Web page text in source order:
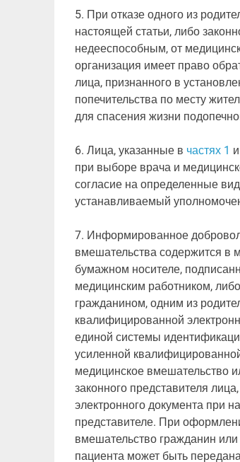
5. При отказе одного из
настоящей статьи, либо
недееспособным, от
организация имеет право
лица, признанного в
попечительства по месту
для спасения жизни
6. Лица, указанные в частях 1 и
при выборе врача и
согласие на определенные
устанавливаемый
7. Информированное
вмешательства содержится в
бумажном носителе,
медицинским работником,
гражданином, одним из
квалифицированной
единой системы
усиленной
медицинское вмешательство
законного представителя
электронного документа при
представителе. При
вмешательство гражданин
пациента может быть